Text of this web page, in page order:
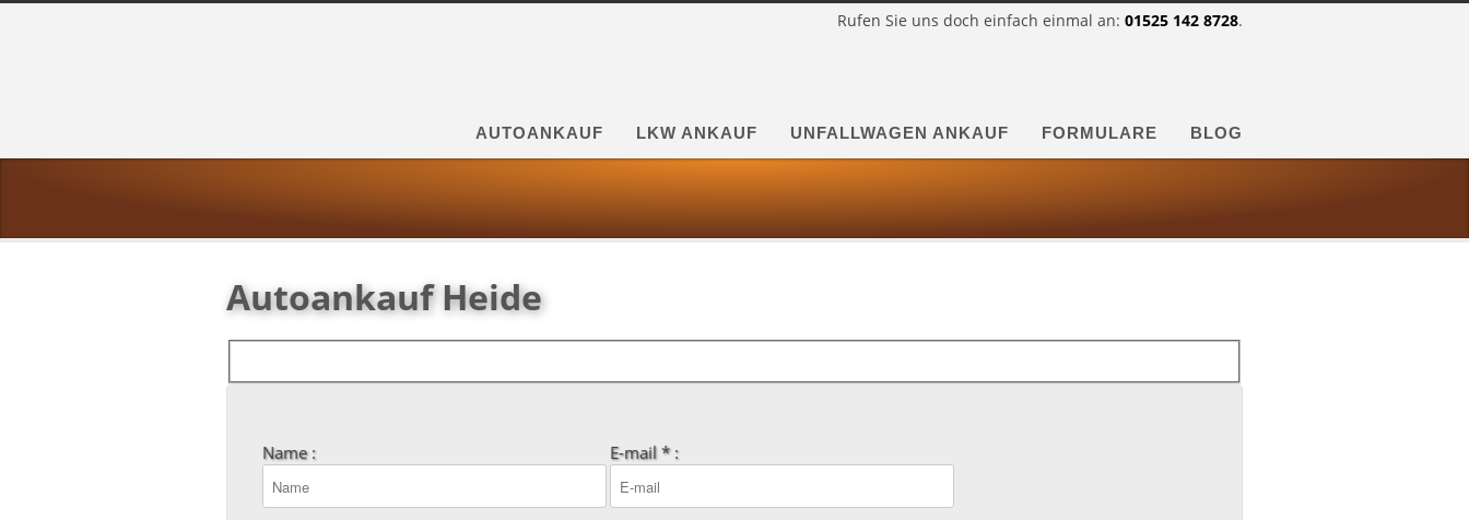
Rufen Sie uns doch einfach einmal an: 01525 142 8728.
AUTOANKAUF LKW ANKAUF UNFALLWAGEN ANKAUF FORMULARE BLOG
Autoankauf Heide
Name : E-mail * :